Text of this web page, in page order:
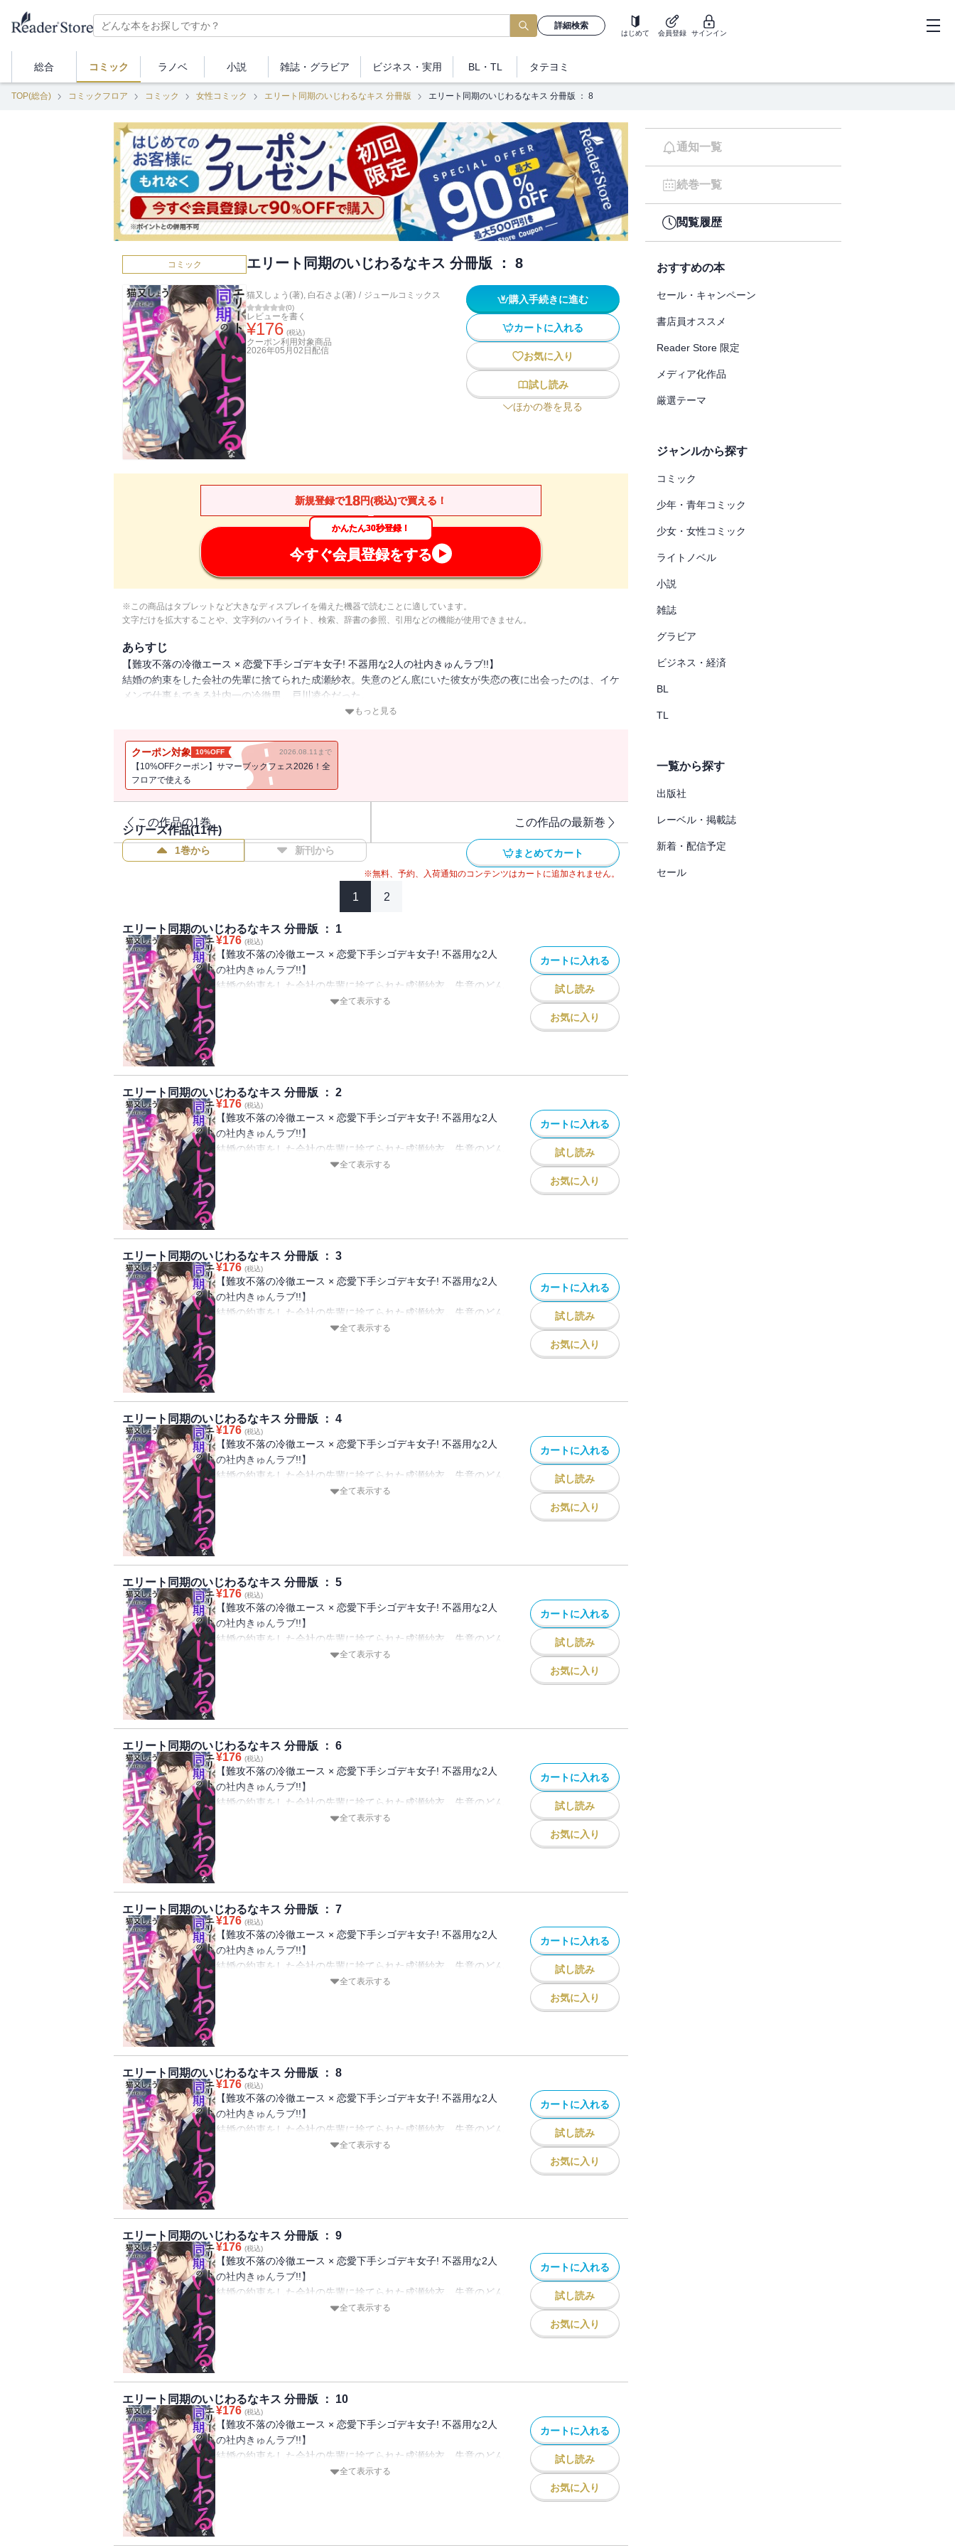
詳細検索
はじめて 会員登録 サインイン
総合 コミック ラノベ 小説 雑誌・ グラビア ビジネス ・実用 BL・TL タテヨミ
TOP(総合) コミックフロア コミック 女性コミック エリート同期のいじわるなキス 分冊版 エリート同期のいじわるなキス 分冊版 ： 8
コミック エリート同期のいじわるなキス 分冊版 ： 8
猫又しょう(著), 白石さよ(著) / ジュールコミックス
(0)
レビューを書く
¥176 (税込)
クーポン利用対象商品
2026年05月02日 配信
購入手続きに進む
カートに入れる
お気に入り
試し読み
ほかの巻を見る
新規登録で18円(税込)で買える！
かんたん30秒登録！
今すぐ会員登録をする
※この商品はタブレットなど大きなディスプレイを備えた機器で読むことに適しています。
文字だけを拡大することや、文字列のハイライト、検索、辞書の参照、引用などの機能が使用できません。
あらすじ
【難攻不落の冷徹エース × 恋愛下手シゴデキ女子! 不器用な2人の社内きゅんラブ!!】
結婚の約束をした会社の先輩に捨てられた成瀬紗衣。失意のどん底にいた彼女が失恋の夜に出会ったのは、イケ
メンで仕事もできる社内一の冷徹男、戸川凌介だった。
恋より仕事に生きよう。そう決めた紗衣なのに、なぜが彼女を気にかけてくれる凌介。そして元カレが見ている
もっと見る
クーポン対象 10%OFF 2026.08.11まで
【10%OFFクーポン】サマーブックフェス2026！全
フロアで使える
この作品の1巻 この作品の最新巻
シリーズ作品(11件)
1巻から 新刊から まとめてカート
※無料、予約、入荷通知のコンテンツはカートに追加されません。
1 2
エリート同期のいじわるなキス 分冊版 ： 1
¥176 (税込)
【難攻不落の冷徹エース × 恋愛下手シゴデキ女子! 不器用な2人
の社内きゅんラブ!!】
結婚の約束をした会社の先輩に捨てられた成瀬紗衣。失意のどん
底にいた彼女が失恋の夜に出会ったのは、イケメンで仕事もでき
全て表示する
カートに入れる
試し読み
お気に入り
エリート同期のいじわるなキス 分冊版 ： 2
¥176 (税込)
【難攻不落の冷徹エース × 恋愛下手シゴデキ女子! 不器用な2人
の社内きゅんラブ!!】
結婚の約束をした会社の先輩に捨てられた成瀬紗衣。失意のどん
底にいた彼女が失恋の夜に出会ったのは、イケメンで仕事もでき
全て表示する
カートに入れる
試し読み
お気に入り
エリート同期のいじわるなキス 分冊版 ： 3
¥176 (税込)
【難攻不落の冷徹エース × 恋愛下手シゴデキ女子! 不器用な2人
の社内きゅんラブ!!】
結婚の約束をした会社の先輩に捨てられた成瀬紗衣。失意のどん
底にいた彼女が失恋の夜に出会ったのは、イケメンで仕事もでき
全て表示する
カートに入れる
試し読み
お気に入り
エリート同期のいじわるなキス 分冊版 ： 4
¥176 (税込)
【難攻不落の冷徹エース × 恋愛下手シゴデキ女子! 不器用な2人
の社内きゅんラブ!!】
結婚の約束をした会社の先輩に捨てられた成瀬紗衣。失意のどん
底にいた彼女が失恋の夜に出会ったのは、イケメンで仕事もでき
全て表示する
カートに入れる
試し読み
お気に入り
エリート同期のいじわるなキス 分冊版 ： 5
¥176 (税込)
【難攻不落の冷徹エース × 恋愛下手シゴデキ女子! 不器用な2人
の社内きゅんラブ!!】
結婚の約束をした会社の先輩に捨てられた成瀬紗衣。失意のどん
底にいた彼女が失恋の夜に出会ったのは、イケメンで仕事もでき
全て表示する
カートに入れる
試し読み
お気に入り
エリート同期のいじわるなキス 分冊版 ： 6
¥176 (税込)
【難攻不落の冷徹エース × 恋愛下手シゴデキ女子! 不器用な2人
の社内きゅんラブ!!】
結婚の約束をした会社の先輩に捨てられた成瀬紗衣。失意のどん
底にいた彼女が失恋の夜に出会ったのは、イケメンで仕事もでき
全て表示する
カートに入れる
試し読み
お気に入り
エリート同期のいじわるなキス 分冊版 ： 7
¥176 (税込)
【難攻不落の冷徹エース × 恋愛下手シゴデキ女子! 不器用な2人
の社内きゅんラブ!!】
結婚の約束をした会社の先輩に捨てられた成瀬紗衣。失意のどん
底にいた彼女が失恋の夜に出会ったのは、イケメンで仕事もでき
全て表示する
カートに入れる
試し読み
お気に入り
エリート同期のいじわるなキス 分冊版 ： 8
¥176 (税込)
【難攻不落の冷徹エース × 恋愛下手シゴデキ女子! 不器用な2人
の社内きゅんラブ!!】
結婚の約束をした会社の先輩に捨てられた成瀬紗衣。失意のどん
底にいた彼女が失恋の夜に出会ったのは、イケメンで仕事もでき
全て表示する
カートに入れる
試し読み
お気に入り
エリート同期のいじわるなキス 分冊版 ： 9
¥176 (税込)
【難攻不落の冷徹エース × 恋愛下手シゴデキ女子! 不器用な2人
の社内きゅんラブ!!】
結婚の約束をした会社の先輩に捨てられた成瀬紗衣。失意のどん
底にいた彼女が失恋の夜に出会ったのは、イケメンで仕事もでき
全て表示する
カートに入れる
試し読み
お気に入り
エリート同期のいじわるなキス 分冊版 ： 10
¥176 (税込)
【難攻不落の冷徹エース × 恋愛下手シゴデキ女子! 不器用な2人
の社内きゅんラブ!!】
結婚の約束をした会社の先輩に捨てられた成瀬紗衣。失意のどん
底にいた彼女が失恋の夜に出会ったのは、イケメンで仕事もでき
全て表示する
カートに入れる
試し読み
お気に入り
通知一覧
続巻一覧
閲覧履歴
おすすめの本
セール・キャンペーン
書店員オススメ
Reader Store 限定
メディア化作品
厳選テーマ
ジャンルから探す
コミック
少年・青年コミック
少女・女性コミック
ライトノベル
小説
雑誌
グラビア
ビジネス・経済
BL
TL
一覧から探す
出版社
レーベル・掲載誌
新着・配信予定
セール